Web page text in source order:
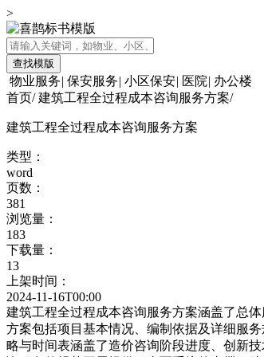
>
查找模版
物业服务| 保安服务| 小区保安| 医院| 办公楼
首页/ 建筑工程全过程成本咨询服务方案/
建筑工程全过程成本咨询服务方案
类型：
word
页数：
381
浏览量：
183
下载量：
13
上架时间：
2024-11-16T00:00
建筑工程全过程成本咨询服务方案涵盖了总
方案包括项目基本情况、编制依据及详细服
略与时间表涵盖了造价咨询阶段进度、创新